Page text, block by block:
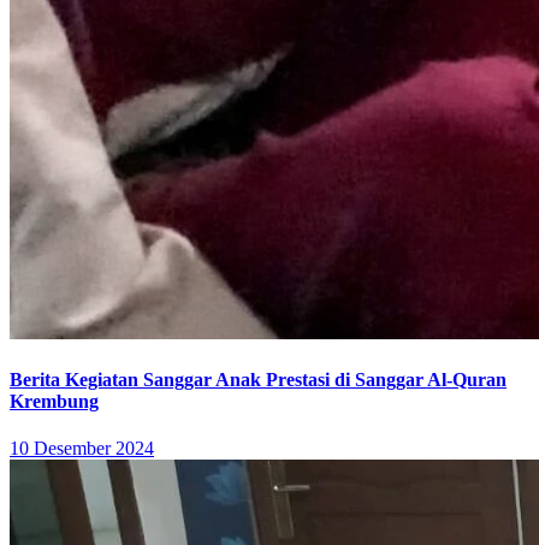
Berita Kegiatan Sanggar Anak Prestasi di Sanggar Al-Quran
Krembung
10 Desember 2024